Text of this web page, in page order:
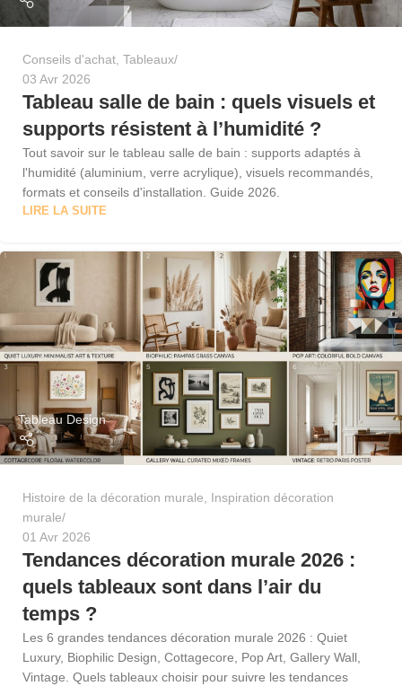
Conseils d'achat Tableaux
03 Avr 2026
Tableau salle de bain : quels visuels et
supports résistent à l’humidité ?
Tout savoir sur le tableau salle de bain : supports adaptés à
l'humidité (aluminium, verre acrylique), visuels recommandés,
formats et conseils d'installation. Guide 2026.
LIRE LA SUITE
Tableau Design
Histoire de la décoration murale
Inspiration décoration
murale
01 Avr 2026
Tendances décoration murale 2026 :
quels tableaux sont dans l’air du
temps ?
Les 6 grandes tendances décoration murale 2026 : Quiet
Luxury, Biophilic Design, Cottagecore, Pop Art, Gallery Wall,
Vintage. Quels tableaux choisir pour suivre les tendances